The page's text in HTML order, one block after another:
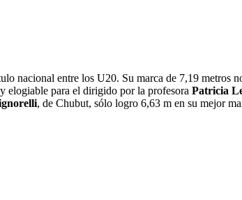
nacional entre los U20. Su marca de 7,19 metros
elogiable para el dirigido por la profesora Patricia
, de Chubut, sólo logro 6,63 m en su mejor